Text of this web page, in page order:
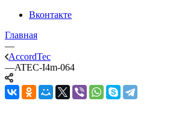
Вконтакте
Главная
—
AccordTec
—ATEC-I4m-064